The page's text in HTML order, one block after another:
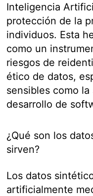
Inteligencia
protección de la
individuos. Esta
como un
riesgos de
ético de datos,
sensibles como
desarrollo de
¿Qué son los
sirven?
Los datos
artificialmente